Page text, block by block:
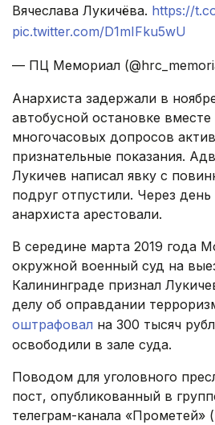
Вячеслава Лукичёва. https://
pic.twitter.com/D1mIFku5wU
— ПЦ Мемориал
Анархиста задержали в
автобусной остановке
многочасовых допросов
признательные показания.
Лукичев написал явку с
подруг отпустили. Через
анархиста арестовали.
В середине марта 2019 года
окружной военный суд на
Калининграде признал
делу об оправдании
оштрафовал на 300 тысяч
освободили в зале суда.
Поводом для уголовного
пост, опубликованный в
телеграм-канала «Прометей»